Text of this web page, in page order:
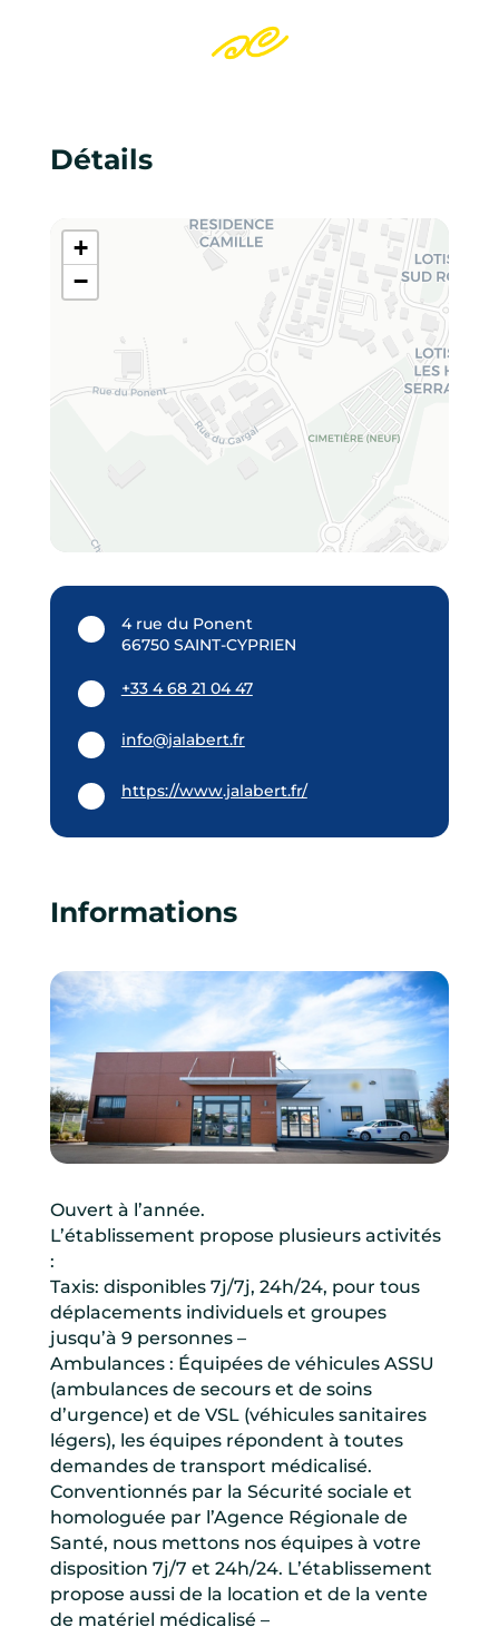
Détails
+
−
4 rue du Ponent
66750 SAINT-CYPRIEN
+33 4 68 21 04 47
info@jalabert.fr
https://www.jalabert.fr/
Informations
Ouvert à l’année.
L’établissement propose plusieurs activités
:
Taxis: disponibles 7j/7j, 24h/24, pour tous
déplacements individuels et groupes
jusqu’à 9 personnes –
Ambulances : Équipées de véhicules ASSU
(ambulances de secours et de soins
d’urgence) et de VSL (véhicules sanitaires
légers), les équipes répondent à toutes
demandes de transport médicalisé.
Conventionnés par la Sécurité sociale et
homologuée par l’Agence Régionale de
Santé, nous mettons nos équipes à votre
disposition 7j/7 et 24h/24. L’établissement
propose aussi de la location et de la vente
de matériel médicalisé –